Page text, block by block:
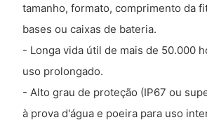
tamanho, formato, comprimento da
bases ou caixas de bateria.
- Longa vida útil de mais de 50.000
uso prolongado.
- Alto grau de proteção (IP67 ou
à prova d'água e poeira para uso